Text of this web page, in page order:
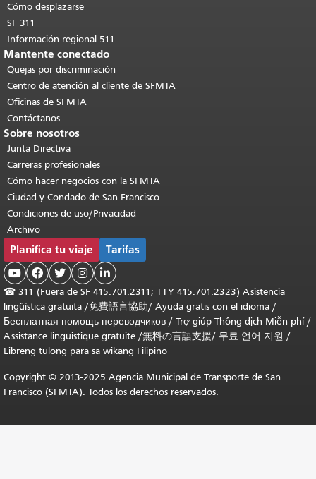
Cómo desplazarse
SF 311
Información regional 511
Mantente conectado
Quejas por discriminación
Centro de atención al cliente de SFMTA
Oficinas de SFMTA
Contáctanos
Sobre nosotros
Junta Directiva
Carreras profesionales
Cómo hacer negocios con la SFMTA
Ciudad y Condado de San Francisco
Condiciones de uso/Privacidad
Archivo
Planifica tu viaje Tarifas
    
☎ 311 (Fuera de SF 415.701.2311; TTY 415.701.2323) Asistencia
lingüística gratuita /免費語言協助/ Ayuda gratis con el idioma /
Бесплатная помощь переводчиков / Trợ giúp Thông dịch Miễn phí/
Assistance linguistique gratuite /無料の言語支援/ 무료 언어 지원 /
Libreng tulong para sa wikang Filipino
Copyright © 2013-2025 Agencia Municipal de Transporte de San
Francisco (SFMTA). Todos los derechos reservados.